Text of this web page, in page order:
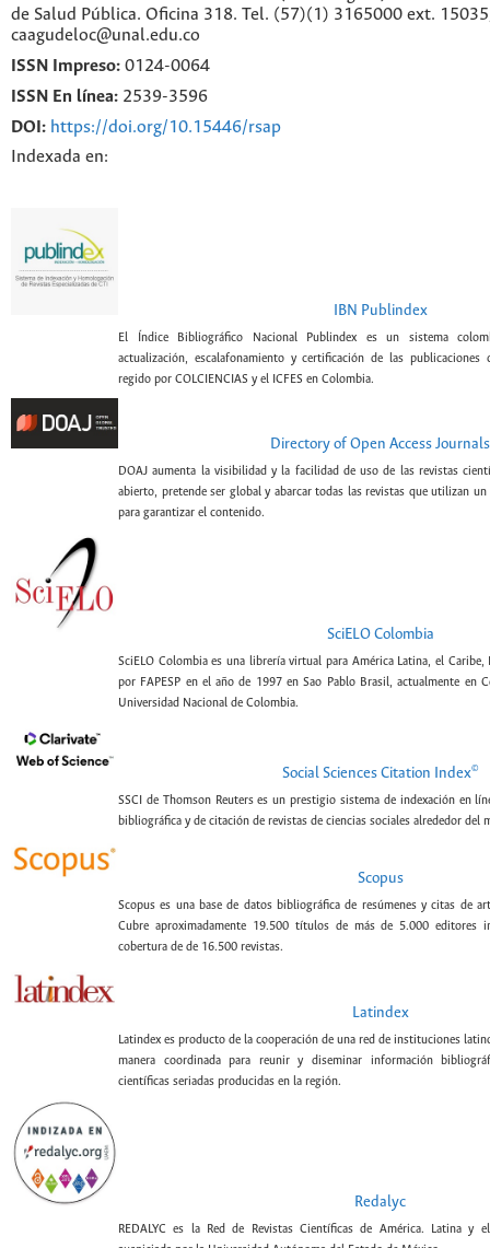
de Salud Pública. Oficina 318. Tel. (57)(1) 3165000 ext.
caagudeloc@unal.edu.co
ISSN Impreso: 0124-0064
ISSN En línea: 2539-3596
DOI: https://doi.org/10.15446/rsap
Indexada en:
IBN Publindex
El Índice Bibliográfico Nacional Publindex es un sistema
actualización, escalafonamiento y certificación de las publicaciones
regido por COLCIENCIAS y el ICFES en Colombia.
Directory of Open Access Journals
DOAJ aumenta la visibilidad y la facilidad de uso de las revistas
abierto, pretende ser global y abarcar todas las revistas que utilizan
para garantizar el contenido.
SciELO Colombia
SciELO Colombia es una librería virtual para América Latina, el Caribe,
por FAPESP en el año de 1997 en Sao Pablo Brasil, actualmente en
Universidad Nacional de Colombia.
Social Sciences Citation Index©
SSCI de Thomson Reuters es un prestigio sistema de indexación en
bibliográfica y de citación de revistas de ciencias sociales alrededor del
Scopus
Scopus es una base de datos bibliográfica de resúmenes y citas de
Cubre aproximadamente 19.500 títulos de más de 5.000 editores
cobertura de de 16.500 revistas.
Latindex
Latindex es producto de la cooperación de una red de instituciones
manera coordinada para reunir y diseminar información
científicas seriadas producidas en la región.
Redalyc
REDALYC es la Red de Revistas Científicas de América. Latina y